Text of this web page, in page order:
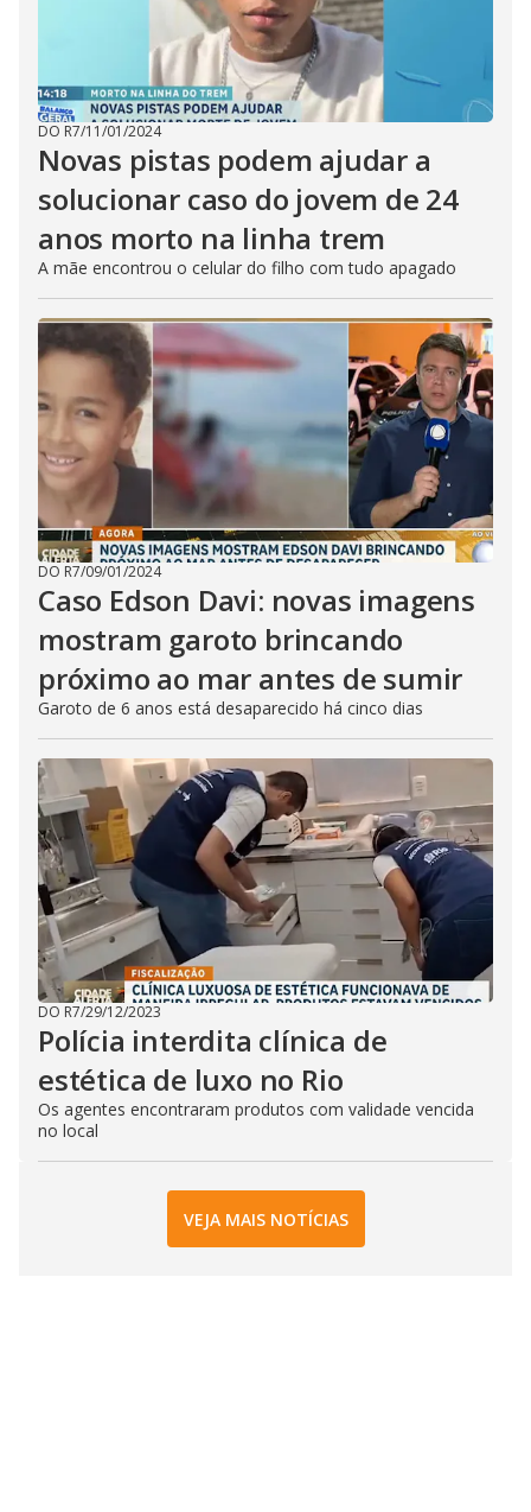
DO R7/11/01/2024
Novas pistas podem ajudar a
solucionar caso do jovem de 24
anos morto na linha trem
A mãe encontrou o celular do filho com tudo apagado
DO R7/09/01/2024
Caso Edson Davi: novas imagens
mostram garoto brincando
próximo ao mar antes de sumir
Garoto de 6 anos está desaparecido há cinco dias
DO R7/29/12/2023
Polícia interdita clínica de
estética de luxo no Rio
Os agentes encontraram produtos com validade vencida
no local
VEJA MAIS NOTÍCIAS